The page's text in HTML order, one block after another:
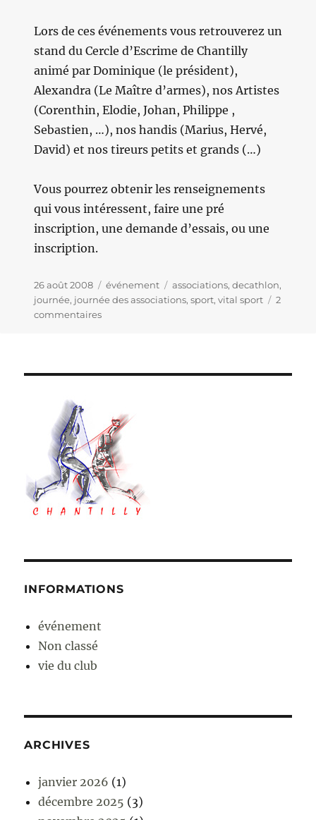
Lors de ces événements vous retrouverez un
stand du Cercle d’Escrime de Chantilly
animé par Dominique (le président),
Alexandra (Le Maître d’armes), nos Artistes
(Corenthin, Elodie, Johan, Philippe ,
Sebastien, …), nos handis (Marius, Hervé,
David) et nos tireurs petits et grands (…)
Vous pourrez obtenir les renseignements
qui vous intéressent, faire une pré
inscription, une demande d’essais, ou une
inscription.
Publié
le
26 août 2008 Catégories
événement Étiquettes
associations, decathlon,
journée, journée des associations, sport, vital sport
2
commentairessur
de
2008-
2009
INFORMATIONS
événement
Non classé
vie du club
ARCHIVES
janvier 2026 (1)
décembre 2025 (3)